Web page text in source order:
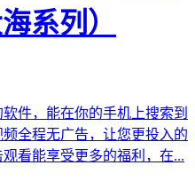
系列）
件，能在你的手机上搜索到
全程无广告，让您更投入的
看能享受更多的福利，在...